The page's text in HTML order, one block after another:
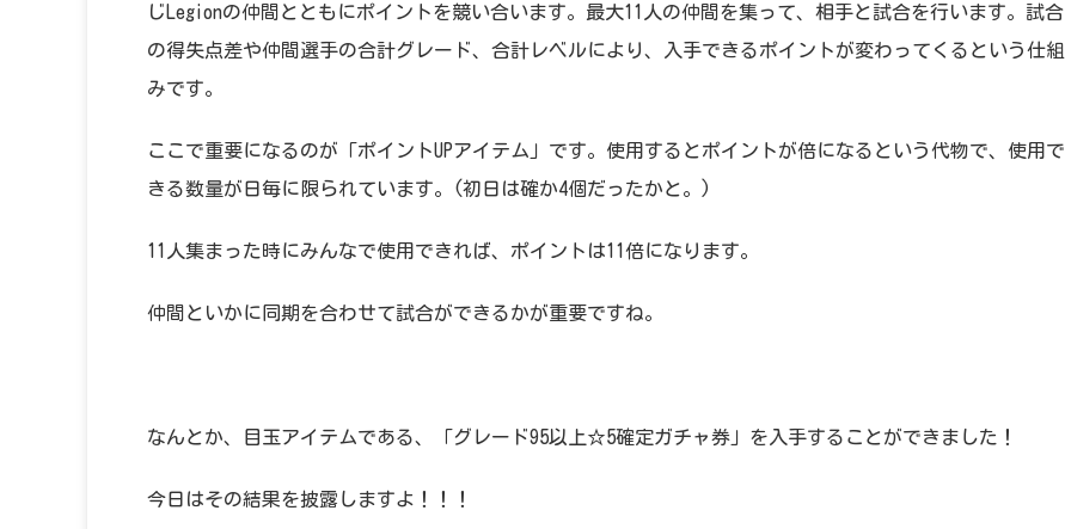
じLegionの仲間とともにポイントを競い合います。最大11人の仲間を集って、相手と試合を行います。試合
の得失点差や仲間選手の合計グレード、合計レベルにより、入手できるポイントが変わってくるという仕組
みです。
ここで重要になるのが「ポイントUPアイテム」です。使用するとポイントが倍になるという代物で、使用で
きる数量が日毎に限られています。(初日は確か4個だったかと。)
11人集まった時にみんなで使用できれば、ポイントは11倍になります。
仲間といかに同期を合わせて試合ができるかが重要ですね。
なんとか、目玉アイテムである、「グレード95以上☆5確定ガチャ券」を入手することができました！
今日はその結果を披露しますよ！！！